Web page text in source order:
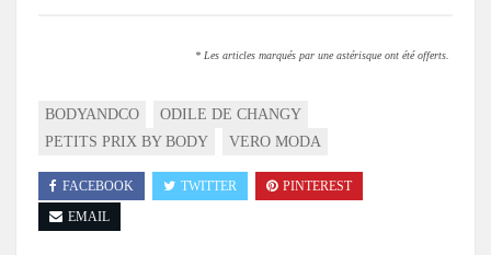
* Les articles marqués par une astérisque ont été offerts.
BODYANDCO
ODILE DE CHANGY
PETITS PRIX BY BODY
VERO MODA
FACEBOOK TWITTER
PINTEREST
EMAIL